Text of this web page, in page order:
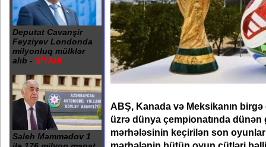
Deputat Cavanşir
Feyziyev Londonda
milyonluq mülklər
alıb - SİYAHI
Saleh Məmmədov 1
ABŞ, Kanada və Meksikanın
üzrə dünya çempionatında dünən
mərhələsinin keçirilən son